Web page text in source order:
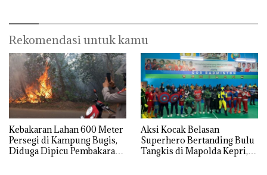
Rekomendasi untuk kamu
Kebakaran Lahan 600 Meter
Persegi di Kampung Bugis,
Diduga Dipicu Pembakaran
Aksi Kocak Belasan
Superhero Bertanding Bulu
Tangkis di Mapolda Kepri,